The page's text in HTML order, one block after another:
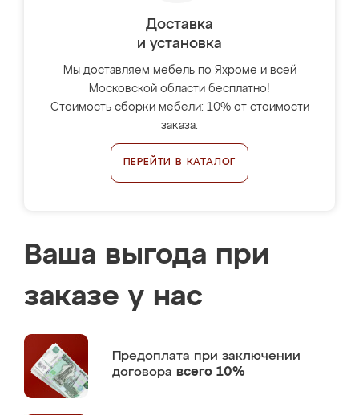
Доставка
и установка
Мы доставляем мебель по Яхроме и всей
Московской области бесплатно!
Стоимость сборки мебели: 10% от стоимости
заказа.
ПЕРЕЙТИ В КАТАЛОГ
Ваша выгода при
заказе у нас
Предоплата при заключении
договора всего 10%